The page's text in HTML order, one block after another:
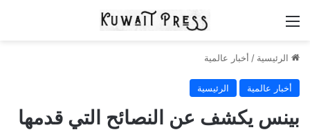
الرئيسية / أخبار عالمية
أخبار عالمية الرئيسية
بينس يكشف عن النصائح التي قدمها